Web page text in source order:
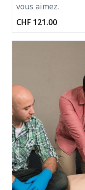
vous aimez.
CHF 121.00